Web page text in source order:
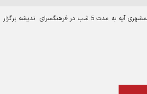
برنامه شب شعر آئینی بر آستان اشک به همت فرهنگسرای اندیشه، سایت عقیق و ماهنامه همشهری آیه به مدت 5 شب در فرهنگسرای اندیشه برگزار